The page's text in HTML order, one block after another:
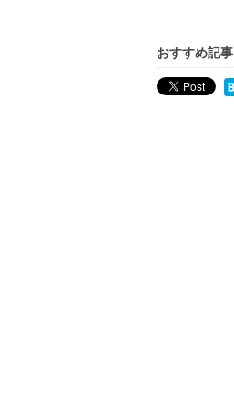
おすすめ記事